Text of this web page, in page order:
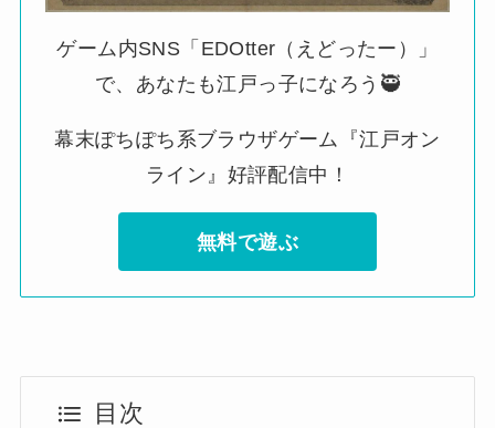
ゲーム内SNS「EDOtter（えどったー）」
で、あなたも江戸っ子になろう🥷
幕末ぽちぽち系ブラウザゲーム『江戸オン
ライン』好評配信中！
無料で遊ぶ
目次